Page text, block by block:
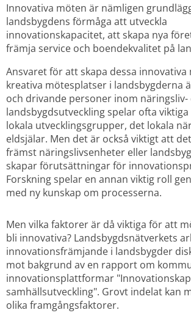
Innovativa möten är nämligen
landsbygdens förmåga att utveckla
innovationskapacitet, att skapa nya
främja service och boendekvalitet på
Ansvaret för att skapa dessa
kreativa mötesplatser i landsbygderna
och drivande personer inom näringsliv-
landsbygdsutveckling spelar ofta
lokala utvecklingsgrupper, det lokala
eldsjälar. Men det är också viktigt att
främst näringslivsenheter eller
skapar förutsättningar för
Forskning spelar en annan viktig roll
med ny kunskap om processerna.
Men vilka faktorer är då viktiga för att
bli innovativa? Landsbygdsnätverkets
innovationsfrämjande i landsbygder
mot bakgrund av en rapport om
innovationsplattformar
samhällsutveckling". Grovt indelat kan
olika framgångsfaktorer.